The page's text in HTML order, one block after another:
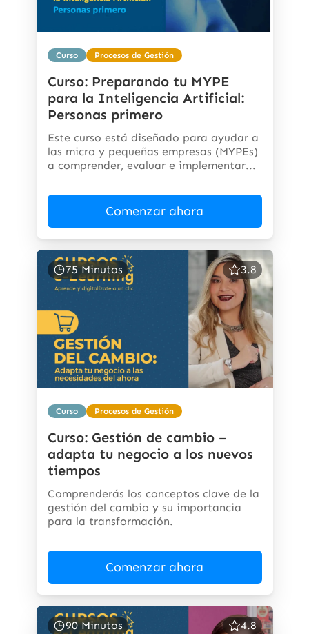
Curso Procesos de Gestión
Curso: Preparando tu MYPE
para la Inteligencia Artificial:
Personas primero
Este curso está diseñado para ayudar a
las micro y pequeñas empresas (MYPEs)
a comprender, evaluar e implementar...
Comenzar ahora
75 Minutos 3.8
Curso Procesos de Gestión
Curso: Gestión de cambio –
adapta tu negocio a los nuevos
tiempos
Comprenderás los conceptos clave de la
gestión del cambio y su importancia
para la transformación.
Comenzar ahora
90 Minutos 4.8